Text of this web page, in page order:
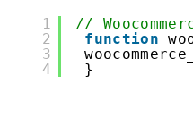
1
2
3
4
//
function
}